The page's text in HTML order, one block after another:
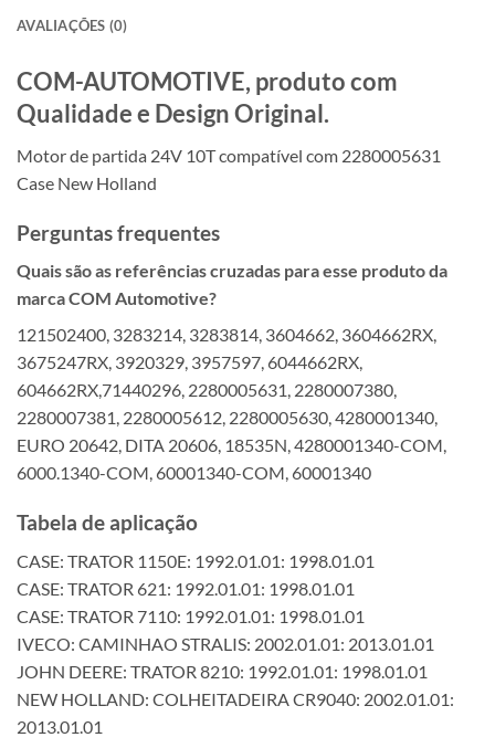
AVALIAÇÕES (0)
COM-AUTOMOTIVE, produto com
Qualidade e Design Original.
Motor de partida 24V 10T compatível com 2280005631
Case New Holland
Perguntas frequentes
Quais são as referências cruzadas para esse produto da
marca COM Automotive?
121502400, 3283214, 3283814, 3604662, 3604662RX,
3675247RX, 3920329, 3957597, 6044662RX,
604662RX,71440296, 2280005631, 2280007380,
2280007381, 2280005612, 2280005630, 4280001340,
EURO 20642, DITA 20606, 18535N, 4280001340-COM,
6000.1340-COM, 60001340-COM, 60001340
Tabela de aplicação
CASE: TRATOR 1150E: 1992.01.01: 1998.01.01
CASE: TRATOR 621: 1992.01.01: 1998.01.01
CASE: TRATOR 7110: 1992.01.01: 1998.01.01
IVECO: CAMINHAO STRALIS: 2002.01.01: 2013.01.01
JOHN DEERE: TRATOR 8210: 1992.01.01: 1998.01.01
NEW HOLLAND: COLHEITADEIRA CR9040: 2002.01.01:
2013.01.01